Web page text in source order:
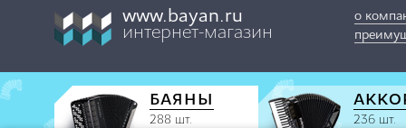
www.bayan.ru
интернет-магазин
о
БАЯНЫ
288 шт. 236 шт.